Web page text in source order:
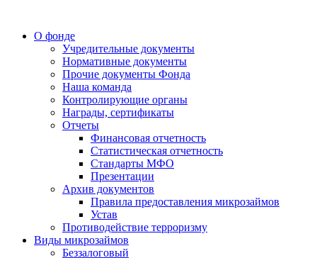
О фонде
Учредительные документы
Нормативные документы
Прочие документы Фонда
Наша команда
Контролирующие органы
Награды, сертификаты
Отчеты
Финансовая отчетность
Статистическая отчетность
Стандарты МФО
Презентации
Архив документов
Правила предоставления микрозаймов
Устав
Противодействие терроризму
Виды микрозаймов
Беззалоговый